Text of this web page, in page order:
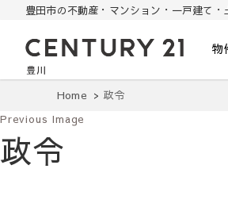
豊田市の不動産・マンション・一戸建て
豊田市の中古住宅・土
物
Home 政令
Previous Image
政令